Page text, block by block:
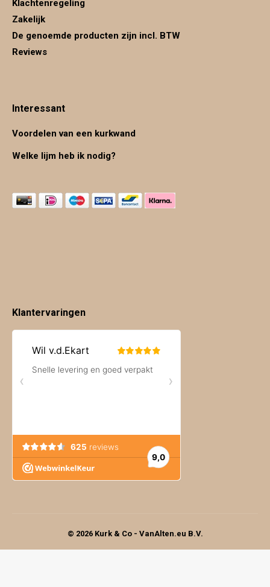
Klachtenregeling
Zakelijk
De genoemde producten zijn incl. BTW
Reviews
Interessant
Voordelen van een kurkwand
Welke lijm heb ik nodig?
Klantervaringen
© 2026 Kurk & Co - VanAlten.eu B.V.